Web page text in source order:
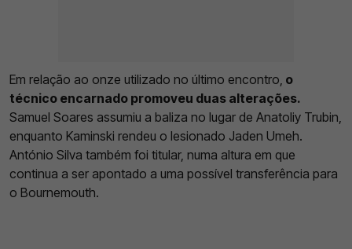
Em relação ao onze utilizado no último encontro, o
técnico encarnado promoveu duas alterações.
Samuel Soares assumiu a baliza no lugar de Anatoliy Trubin,
enquanto Kaminski rendeu o lesionado Jaden Umeh.
António Silva também foi titular, numa altura em que
continua a ser apontado a uma possível transferência para
o Bournemouth.